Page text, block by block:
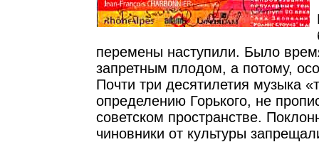
перемены наступили. Было
запретным плодом, а потому,
Почти три десятилетия музыка
определению Горького, не
советском пространстве.
чиновники от культуры